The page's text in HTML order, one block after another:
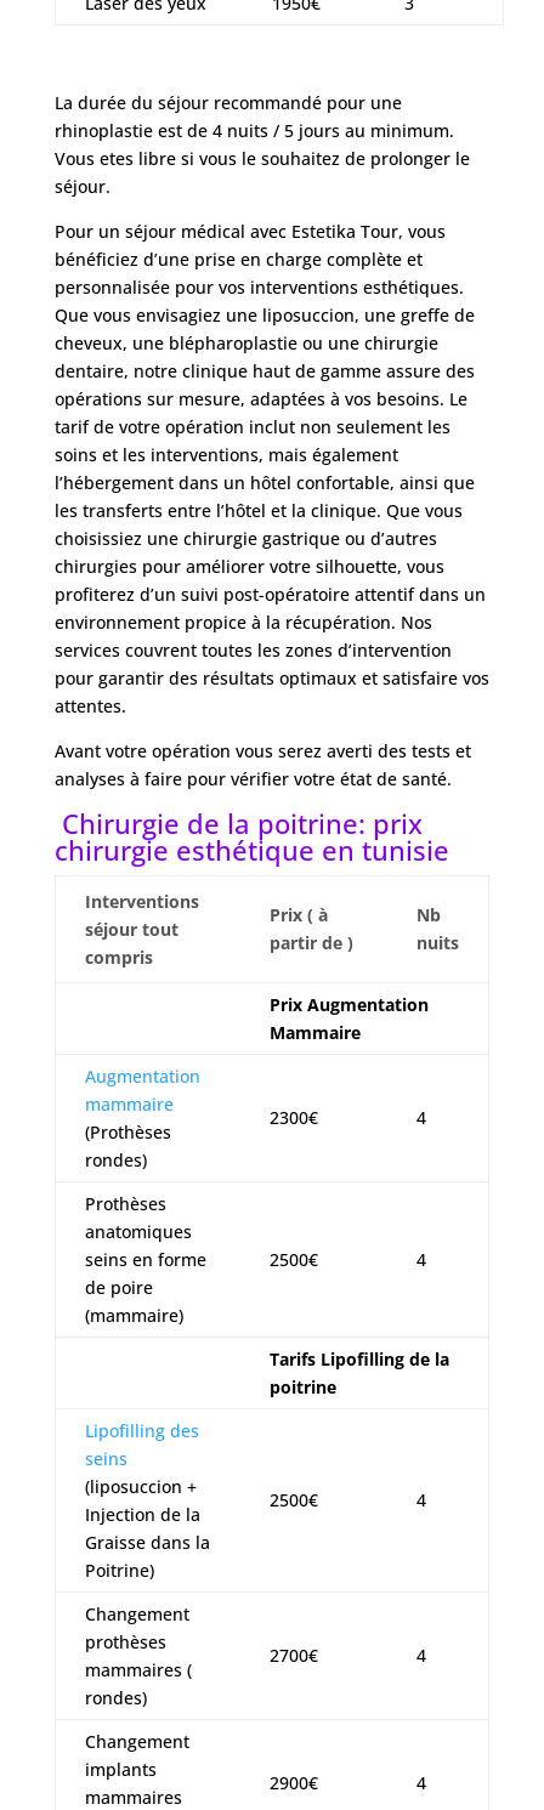
La durée du séjour recommandé pour une
rhinoplastie est de 4 nuits / 5 jours au minimum.
Vous etes libre si vous le souhaitez de prolonger le
séjour.
Pour un séjour médical avec Estetika Tour, vous
bénéficiez d’une prise en charge complète et
personnalisée pour vos interventions esthétiques.
Que vous envisagiez une liposuccion, une greffe de
cheveux, une blépharoplastie ou une chirurgie
dentaire, notre clinique haut de gamme assure des
opérations sur mesure, adaptées à vos besoins. Le
tarif de votre opération inclut non seulement les
soins et les interventions, mais également
l’hébergement dans un hôtel confortable, ainsi que
les transferts entre l’hôtel et la clinique. Que vous
choisissiez une chirurgie gastrique ou d’autres
chirurgies pour améliorer votre silhouette, vous
profiterez d’un suivi post-opératoire attentif dans un
environnement propice à la récupération. Nos
services couvrent toutes les zones d’intervention
pour garantir des résultats optimaux et satisfaire vos
attentes.
Avant votre opération vous serez averti des tests et
analyses à faire pour vérifier votre état de santé.
Chirurgie de la poitrine: prix
chirurgie esthétique en tunisie
Interventions
séjour tout
compris
Prix ( à
partir de )
Nb
nuits
Prix Augmentation
Mammaire
Augmentation
mammaire
(Prothèses
rondes)
2300€ 4
Prothèses
anatomiques
seins en forme
de poire
(mammaire)
2500€ 4
Tarifs Lipofilling de la
poitrine
Lipofilling des
seins
(liposuccion +
Injection de la
Graisse dans la
Poitrine)
2500€ 4
Changement
prothèses
mammaires (
rondes)
2700€ 4
Changement
implants
mammaires
2900€ 4